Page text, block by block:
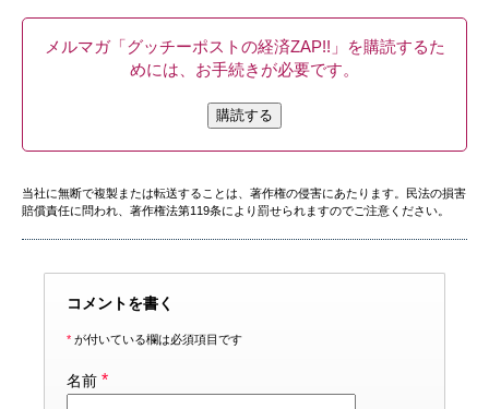
メルマガ「グッチーポストの経済ZAP!!」を購読するた
めには、お手続きが必要です。
購読する
当社に無断で複製または転送することは、著作権の侵害にあたります。民法の損害
賠償責任に問われ、著作権法第119条により罰せられますのでご注意ください。
コメントを書く
* が付いている欄は必須項目です
名前 *